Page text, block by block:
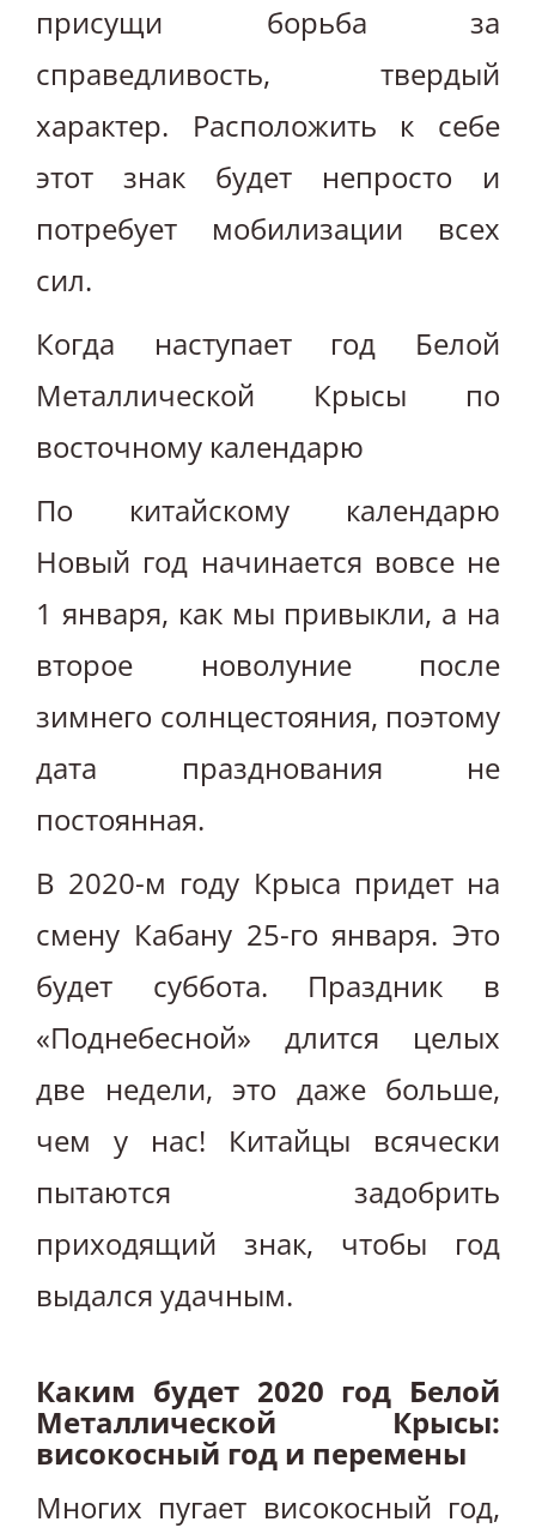
присущи борьба за
справедливость, твердый
характер. Расположить к себе
этот знак будет непросто и
потребует мобилизации всех
сил.
Когда наступает год Белой
Металлической Крысы по
восточному календарю
По китайскому календарю
Новый год начинается вовсе не
1 января, как мы привыкли, а на
второе новолуние после
зимнего солнцестояния, поэтому
дата празднования не
постоянная.
В 2020-м году Крыса придет на
смену Кабану 25-го января. Это
будет суббота. Праздник в
«Поднебесной» длится целых
две недели, это даже больше,
чем у нас! Китайцы всячески
пытаются задобрить
приходящий знак, чтобы год
выдался удачным.
Каким будет 2020 год Белой
Металлической Крысы:
високосный год и перемены
Многих пугает високосный год,